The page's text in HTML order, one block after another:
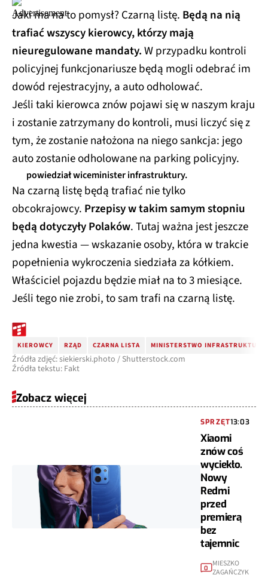
Jaki ma na to pomysł? Czarną listę. Będą na nią
trafiać wszyscy kierowcy, którzy mają
nieuregulowane mandaty.W przypadku kontroli
policyjnej funkcjonariusze będą mogli odebrać im
dowód rejestracyjny, a auto odholować.
Jeśli taki kierowca znów pojawi się w naszym kraju
i zostanie zatrzymany do kontroli, musi liczyć się z
tym, że zostanie nałożona na niego sankcja: jego
auto zostanie odholowane na parking policyjny.
powiedział wiceminister infrastruktury.
Na czarną listę będą trafiać nie tylko
obcokrajowcy. Przepisy w takim samym stopniu
będą dotyczyły Polaków. Tutaj ważna jest jeszcze
jedna kwestia — wskazanie osoby, która w trakcie
popełnienia wykroczenia siedziała za kółkiem.
Właściciel pojazdu będzie miał na to 3 miesiące.
Jeśli tego nie zrobi, to sam trafi na czarną listę.
KIEROWCY RZĄD CZARNA LISTA MINISTERSTWO INFRASTRUKTURY
Źródła zdjęć: siekierski.photo / Shutterstock.com
Źródła tekstu: Fakt
Zobacz więcej
SPRZĘT13:03
Xiaomi
znów coś
wyciekło.
Nowy
Redmi
przed
premierą
bez
tajemnic
0
MIESZKO
ZAGAŃCZYK